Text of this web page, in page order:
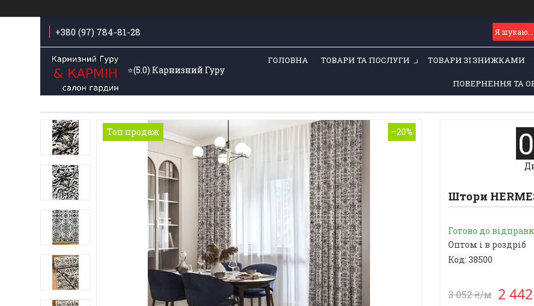
+380 (97) 784-81-28
⭐️(5.0) Карнизний Гуру
ГОЛОВНА ТОВАРИ ТА ПОСЛУГИ ТОВАРИ ЗІ ЗНИЖКАМИ
ПОВЕРНЕННЯ ТА
Топ продаж –20% 0
Штори
Готово до
Оптом і в роздріб
Код: 38500
3 052 ₴/м 2